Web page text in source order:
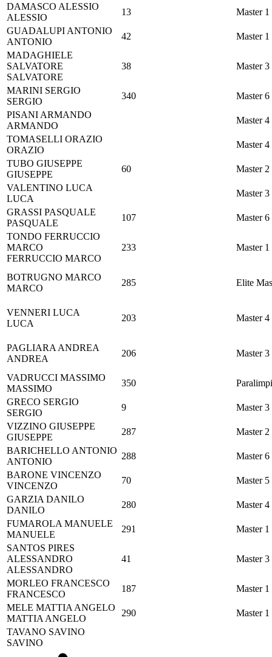
DAMASCO ALESSIO
ALESSIO
13
Master 1
GUADALUPI ANTONIO
ANTONIO
42
Master 1
MADAGHIELE
SALVATORE
SALVATORE
38 Master 3
MARINI SERGIO
SERGIO
340
Master 6
PISANI ARMANDO
ARMANDO
Master 4
TOMASELLI ORAZIO
ORAZIO
Master 4
TUBO GIUSEPPE
GIUSEPPE
60
Master 2
VALENTINO LUCA
LUCA
Master 3
GRASSI PASQUALE
PASQUALE
107
Master 6
TONDO FERRUCCIO
MARCO
FERRUCCIO MARCO
233 Master 1
BOTRUGNO MARCO
MARCO
285 Elite
VENNERI LUCA
LUCA
203 Master 4
PAGLIARA ANDREA
ANDREA
206 Master 3
VADRUCCI MASSIMO
MASSIMO
350
GRECO SERGIO
SERGIO
9
Master 3
VIZZINO GIUSEPPE
GIUSEPPE
287
Master 2
BARICHELLO ANTONIO
ANTONIO
288
Master 6
BARONE VINCENZO
VINCENZO
70
Master 5
GARZIA DANILO
DANILO
280
Master 4
FUMAROLA MANUELE
MANUELE
291
Master 1
SANTOS PIRES
ALESSANDRO
ALESSANDRO
41 Master 3
MORLEO FRANCESCO
FRANCESCO
187
Master 1
MELE MATTIA ANGELO
MATTIA ANGELO
290
Master 1
TAVANO SAVINO
SAVINO